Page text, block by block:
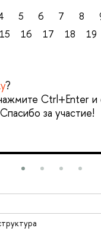
5 6 7 8
15 16 17 18 19
?
Ctrl+Enter и
за участие!